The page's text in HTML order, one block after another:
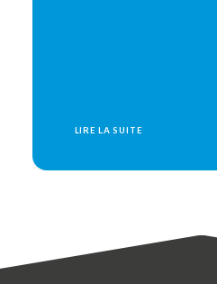
LIRE LA SUITE